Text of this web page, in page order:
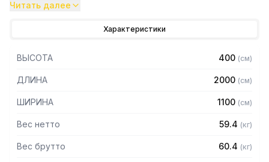
процессе готовки.
Кроме того, зонт втягивает в себя продукты сгорания и
оборудование формирует микроклимат в помещении и
защищает сотрудников горячего цеха.
Особенности:
— Вытяжной пристенный в форме короба
— Материал: нержавеющая сталь AISI 430 толщиной
Читать далее
Характеристики
ВЫСОТА 400 (см)
ДЛИНА 2000 (см)
ШИРИНА 1100 (см)
Вес нетто 59.4 (кг)
Вес брутто 60.4 (кг)